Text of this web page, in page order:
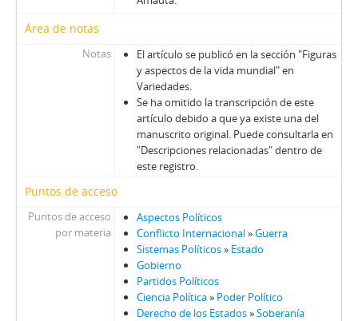
Área de notas
Notas
El artículo se publicó en la sección "Figuras
y aspectos de la vida mundial" en
Variedades.
Se ha omitido la transcripción de este
artículo debido a que ya existe una del
manuscrito original. Puede consultarla en
"Descripciones relacionadas" dentro de
este registro.
Puntos de acceso
Puntos de acceso
por materia
Aspectos Políticos
Conflicto Internacional»Guerra
Sistemas Políticos» Estado
Gobierno
Partidos Políticos
Ciencia Política» Poder Político
Derecho de los Estados»Soberanía